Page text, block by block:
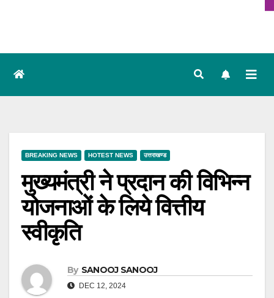
BREAKING NEWS HOTEST NEWS उत्तराखण्ड
मुख्यमंत्री ने प्रदान की विभिन्न
योजनाओं के लिये वित्तीय
स्वीकृति
By SANOOJ SANOOJ
DEC 12, 2024